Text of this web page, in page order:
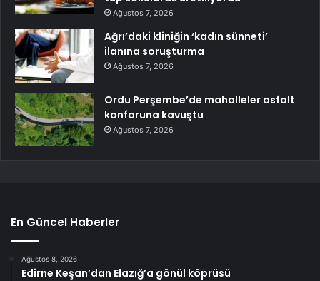
Ağustos 7, 2026
Ağrı’daki kliniğin ‘kadın sünneti’
ilanına soruşturma
Ağustos 7, 2026
Ordu Perşembe’de mahalleler asfalt
konforuna kavuştu
Ağustos 7, 2026
En Güncel Haberler
Ağustos 8, 2026
Edirne Keşan’dan Elazığ’a gönül köprüsü